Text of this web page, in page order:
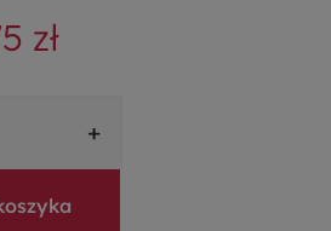
zł
+